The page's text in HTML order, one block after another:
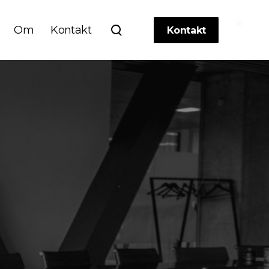
Om Kontakt Kontakt